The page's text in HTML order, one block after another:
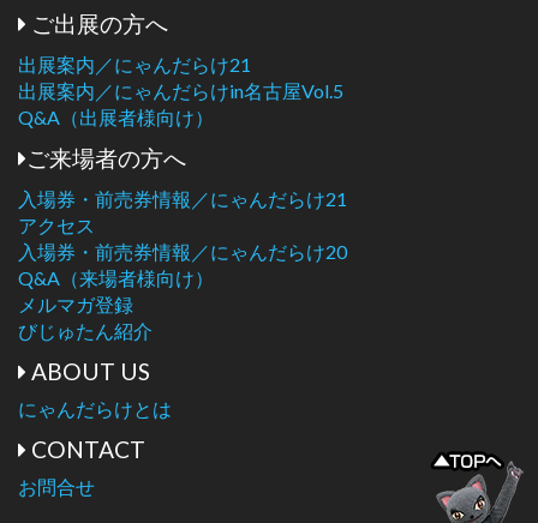
ご出展の方へ
出展案内／にゃんだらけ21
出展案内／にゃんだらけin名古屋Vol.5
Q&A（出展者様向け）
ご来場者の方へ
入場券・前売券情報／にゃんだらけ21
アクセス
入場券・前売券情報／にゃんだらけ20
Q&A（来場者様向け）
メルマガ登録
びじゅたん紹介
ABOUT US
にゃんだらけとは
CONTACT
お問合せ